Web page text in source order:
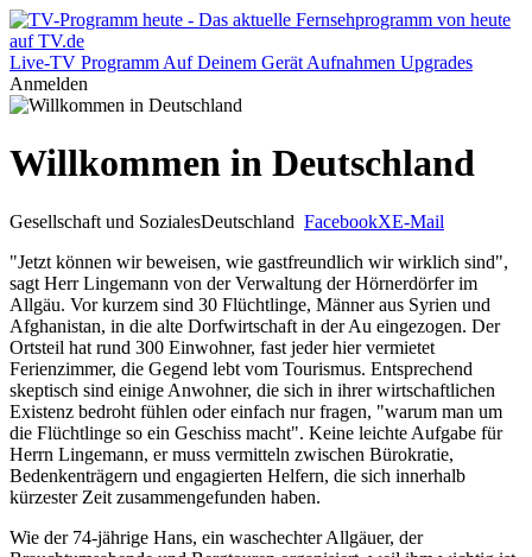
Live-TV Programm Auf Deinem Gerät Aufnahmen Upgrades
Anmelden
Willkommen in Deutschland
Gesellschaft und SozialesDeutschland FacebookXE-Mail
"Jetzt können wir beweisen, wie gastfreundlich wir wirklich sind",
sagt Herr Lingemann von der Verwaltung der Hörnerdörfer im
Allgäu. Vor kurzem sind 30 Flüchtlinge, Männer aus Syrien und
Afghanistan, in die alte Dorfwirtschaft in der Au eingezogen. Der
Ortsteil hat rund 300 Einwohner, fast jeder hier vermietet
Ferienzimmer, die Gegend lebt vom Tourismus. Entsprechend
skeptisch sind einige Anwohner, die sich in ihrer wirtschaftlichen
Existenz bedroht fühlen oder einfach nur fragen, "warum man um
die Flüchtlinge so ein Geschiss macht". Keine leichte Aufgabe für
Herrn Lingemann, er muss vermitteln zwischen Bürokratie,
Bedenkenträgern und engagierten Helfern, die sich innerhalb
kürzester Zeit zusammengefunden haben.
Wie der 74-jährige Hans, ein waschechter Allgäuer, der